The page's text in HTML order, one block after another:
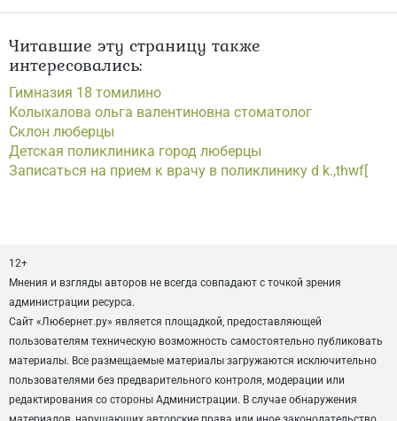
Читавшие эту страницу также
интересовались:
Гимназия 18 томилино
Колыхалова ольга валентиновна стоматолог
Склон люберцы
Детская поликлиника город люберцы
Записаться на прием к врачу в поликлинику d k.,thwf[
12+
Мнения и взгляды авторов не всегда совпадают с точкой зрения
администрации ресурса.
Сайт «Любернет.ру» является площадкой, предоставляющей
пользователям техническую возможность самостоятельно публиковать
материалы. Все размещаемые материалы загружаются исключительно
пользователями без предварительного контроля, модерации или
редактирования со стороны Администрации. В случае обнаружения